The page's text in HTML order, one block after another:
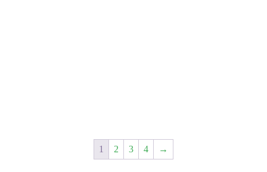
1 2 3 4 →